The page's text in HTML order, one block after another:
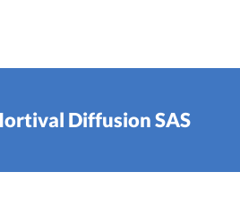
Diffusion SAS